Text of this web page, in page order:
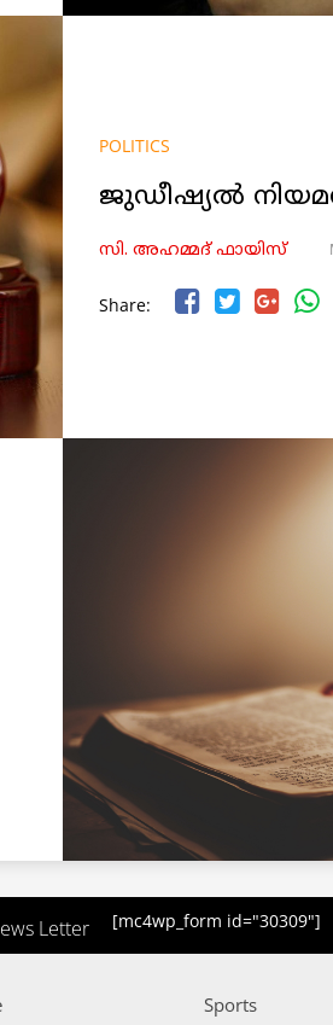
POLITICS
ജുഡീഷ്യല്‍
സി. അഹമ്മദ് ഫായിസ്
Share:
Letter [mc4wp_form id="30309"]
Sports